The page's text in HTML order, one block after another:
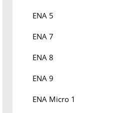
ENA 5
ENA 7
ENA 8
ENA 9
ENA Micro 1